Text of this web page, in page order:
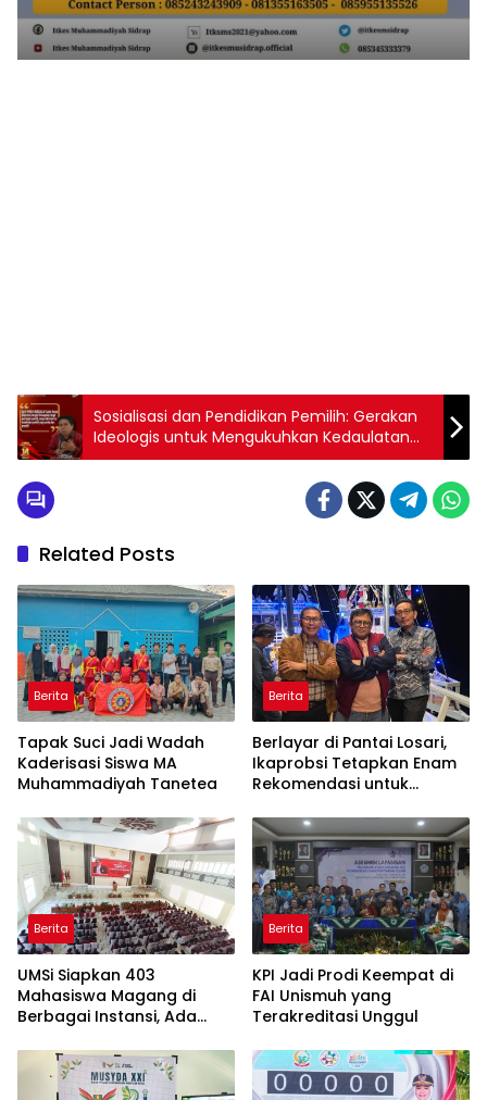
Sosialisasi dan Pendidikan Pemilih: Gerakan
Ideologis untuk Mengukuhkan Kedaulatan
Pemilih
Related Posts
Berita
Tapak Suci Jadi Wadah
Kaderisasi Siswa MA
Muhammadiyah Tanetea
Berita
Berlayar di Pantai Losari,
Ikaprobsi Tetapkan Enam
Rekomendasi untuk
Berita
UMSi Siapkan 403
Mahasiswa Magang di
Berbagai Instansi, Ada
Taiwan
Berita
KPI Jadi Prodi Keempat di
FAI Unismuh yang
Terakreditasi Unggul